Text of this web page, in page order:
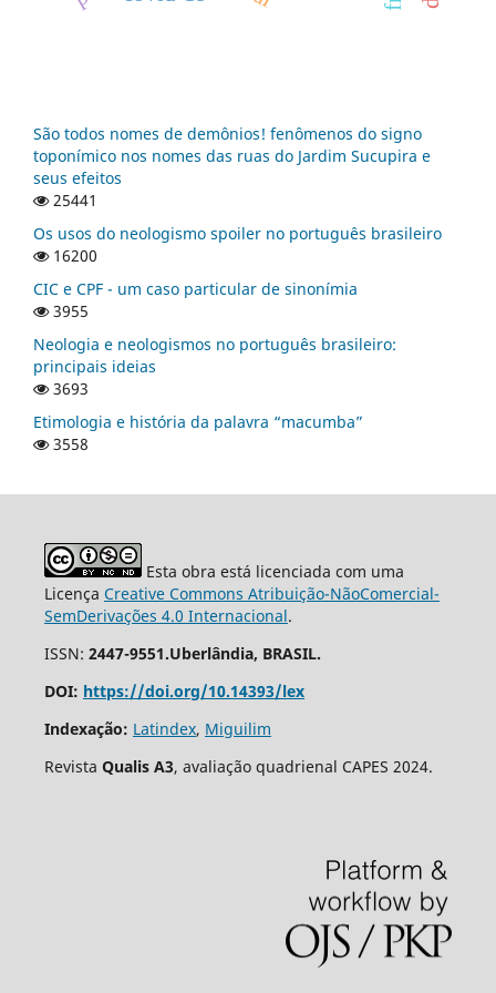
São todos nomes de demônios! fenômenos do signo
toponímico nos nomes das ruas do Jardim Sucupira e
seus efeitos
25441
Os usos do neologismo spoiler no português brasileiro
16200
CIC e CPF - um caso particular de sinonímia
3955
Neologia e neologismos no português brasileiro:
principais ideias
3693
Etimologia e história da palavra “macumba”
3558
Esta obra está licenciada com uma
Licença Creative Commons Atribuição-NãoComercial-
SemDerivações 4.0 Internacional.
ISSN: 2447-9551.Uberlândia, BRASIL.
DOI: https://doi.org/10.14393/lex
Indexação: Latindex, Miguilim
Revista Qualis A3, avaliação quadrienal CAPES 2024.